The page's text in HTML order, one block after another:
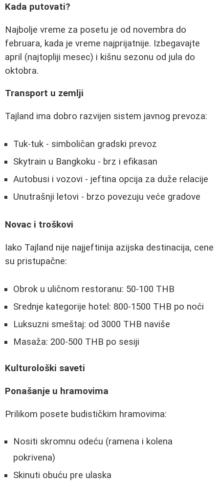
Kada putovati?
Najbolje vreme za posetu je od novembra do
februara, kada je vreme najprijatnije. Izbegavajte
april (najtopliji mesec) i kišnu sezonu od jula do
oktobra.
Transport u zemlji
Tajland ima dobro razvijen sistem javnog prevoza:
Tuk-tuk - simboličan gradski prevoz
Skytrain u Bangkoku - brz i efikasan
Autobusi i vozovi - jeftina opcija za duže relacije
Unutrašnji letovi - brzo povezuju veće gradove
Novac i troškovi
Iako Tajland nije najjeftinija azijska destinacija, cene
su pristupačne:
Obrok u uličnom restoranu: 50-100 THB
Srednje kategorije hotel: 800-1500 THB po noći
Luksuzni smeštaj: od 3000 THB naviše
Masaža: 200-500 THB po sesiji
Kulturološki saveti
Ponašanje u hramovima
Prilikom posete budističkim hramovima:
Nositi skromnu odeću (ramena i kolena
pokrivena)
Skinuti obuću pre ulaska